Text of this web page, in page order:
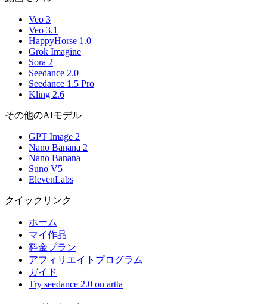
Veo 3
Veo 3.1
HappyHorse 1.0
Grok Imagine
Sora 2
Seedance 2.0
Seedance 1.5 Pro
Kling 2.6
その他のAIモデル
GPT Image 2
Nano Banana 2
Nano Banana
Suno V5
ElevenLabs
クイックリンク
ホーム
マイ作品
料金プラン
アフィリエイトプログラム
ガイド
Try seedance 2.0 on artta